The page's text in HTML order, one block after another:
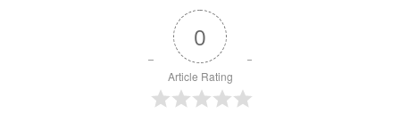
0
Article Rating